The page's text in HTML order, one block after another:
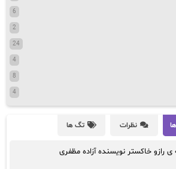
6
2
24
4
8
4
نظرات تگ ها
رازو خاکستر نویسنده آزاده مظفری